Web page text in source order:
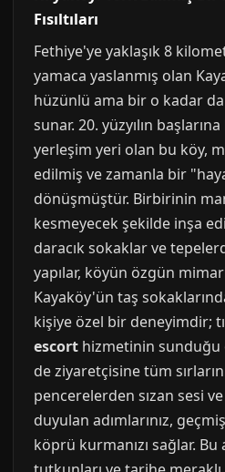
Fısıltıları
Fethiye'ye yaklaşık 8
yamaca yaslanmış olan
hüzünlü ama bir o kadar
sunar. 20. yüzyılın
yerleşim yeri olan bu köy,
edilmiş ve zamanla bir
dönüşmüştür. Birbirinin
kesmeyecek şekilde inşa
daracık sokaklar ve
yapılar, köyün özgün
Kayaköy'ün taş
kişiye özel bir deneyimdir;
escort hizmetinin sunduğu
de ziyaretçisine tüm
pencerelerden sızan sesi
duyulan adımlarınız,
köprü kurmanızı sağlar.